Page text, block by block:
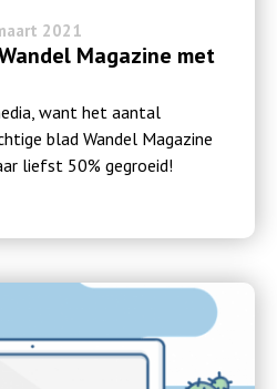
2021
Magazine met
want het aantal
blad Wandel Magazine
liefst 50% gegroeid!